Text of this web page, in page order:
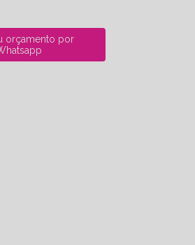
orçamento por